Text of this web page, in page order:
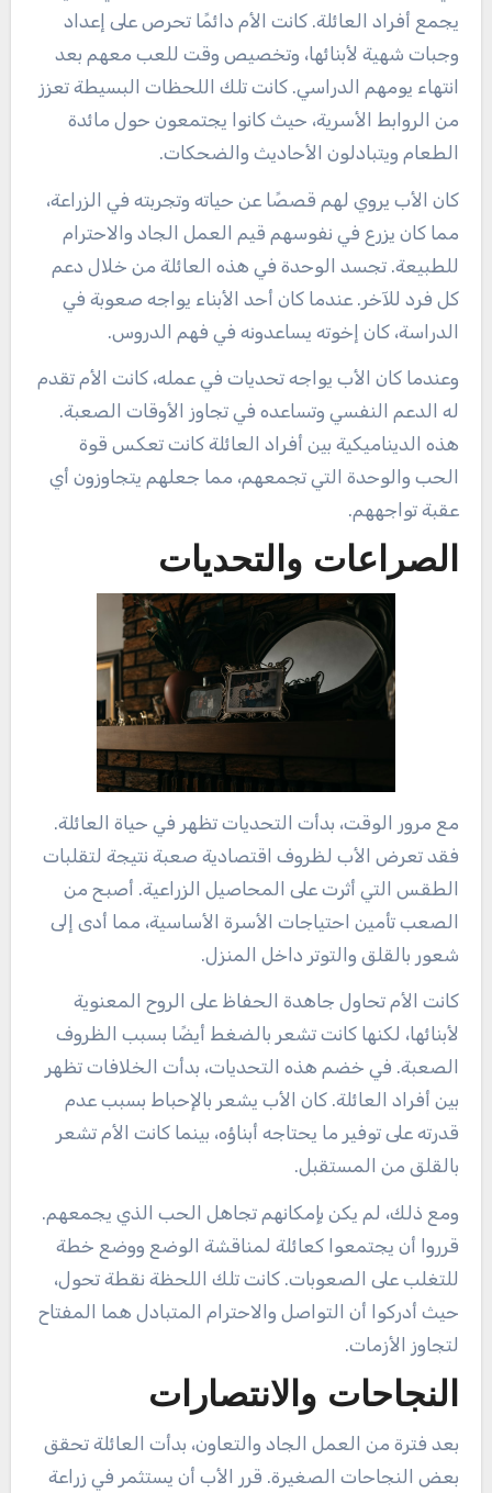
يجمع أفراد العائلة. كانت الأم دائمًا تحرص على إعداد
وجبات شهية لأبنائها، وتخصيص وقت للعب معهم بعد
انتهاء يومهم الدراسي. كانت تلك اللحظات البسيطة تعزز
من الروابط الأسرية، حيث كانوا يجتمعون حول مائدة
الطعام ويتبادلون الأحاديث والضحكات.
كان الأب يروي لهم قصصًا عن حياته وتجربته في الزراعة،
مما كان يزرع في نفوسهم قيم العمل الجاد والاحترام
للطبيعة. تجسد الوحدة في هذه العائلة من خلال دعم
كل فرد للآخر. عندما كان أحد الأبناء يواجه صعوبة في
الدراسة، كان إخوته يساعدونه في فهم الدروس.
وعندما كان الأب يواجه تحديات في عمله، كانت الأم تقدم
له الدعم النفسي وتساعده في تجاوز الأوقات الصعبة.
هذه الديناميكية بين أفراد العائلة كانت تعكس قوة
الحب والوحدة التي تجمعهم، مما جعلهم يتجاوزون أي
عقبة تواجههم.
الصراعات والتحديات
مع مرور الوقت، بدأت التحديات تظهر في حياة العائلة.
فقد تعرض الأب لظروف اقتصادية صعبة نتيجة لتقلبات
الطقس التي أثرت على المحاصيل الزراعية. أصبح من
الصعب تأمين احتياجات الأسرة الأساسية، مما أدى إلى
شعور بالقلق والتوتر داخل المنزل.
كانت الأم تحاول جاهدة الحفاظ على الروح المعنوية
لأبنائها، لكنها كانت تشعر بالضغط أيضًا بسبب الظروف
الصعبة. في خضم هذه التحديات، بدأت الخلافات تظهر
بين أفراد العائلة. كان الأب يشعر بالإحباط بسبب عدم
قدرته على توفير ما يحتاجه أبناؤه، بينما كانت الأم تشعر
بالقلق من المستقبل.
ومع ذلك، لم يكن بإمكانهم تجاهل الحب الذي يجمعهم.
قرروا أن يجتمعوا كعائلة لمناقشة الوضع ووضع خطة
للتغلب على الصعوبات. كانت تلك اللحظة نقطة تحول،
حيث أدركوا أن التواصل والاحترام المتبادل هما المفتاح
لتجاوز الأزمات.
النجاحات والانتصارات
بعد فترة من العمل الجاد والتعاون، بدأت العائلة تحقق
بعض النجاحات الصغيرة. قرر الأب أن يستثمر في زراعة